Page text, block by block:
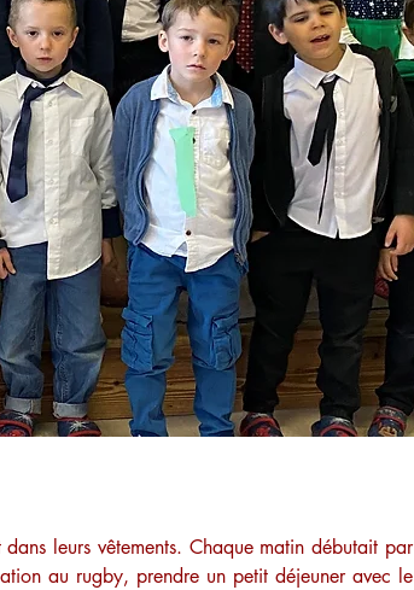
leurs vêtements. Chaque matin débutait par
au rugby, prendre un petit déjeuner avec le